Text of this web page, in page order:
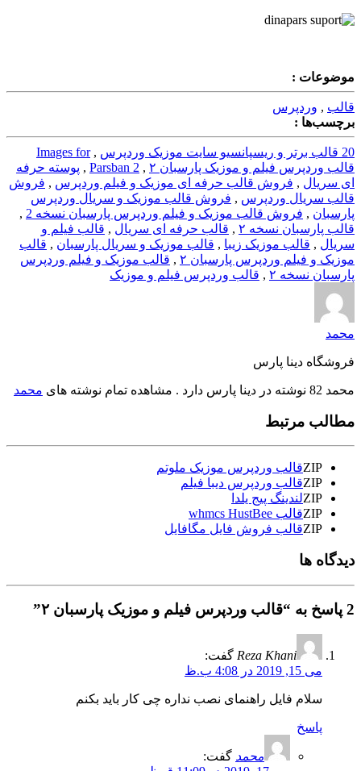
موضوعات :
قالب , وردپرس
برچسب‌ها :
20 قالب برتر و ریسپانسیو سایت موزیک وردپرس ,
Images for
قالب وردپرس فیلم و موزیک پارسبان ۲
,
Parsban 2
, پوسته حرفه
ای سریال , فروش قالب حرفه ای موزیک و فیلم وردپرس , فروش
قالب سریال وردپرس , فروش قالب موزیک و سریال وردپرس
پارسبان , فروش قالب موزیک و فیلم وردپرس پارسبان نسخه 2
,
قالب پارسبان نسخه ۲
, قالب حرفه ای سریال , قالب فیلم و
سریال , قالب موزیک زیبا , قالب موزیک و سریال پارسبان , قالب
موزیک و فیلم وردپرس پارسبان ۲
, قالب موزیک و فیلم وردپرس
پارسبان نسخه ۲
, قالب وردپرس فیلم و موزیک
محمد
فروشگاه دینا پارس
محمد 82 نوشته در دینا پارس دارد . مشاهده تمام نوشته های محمد
مطالب مرتبط
ZIPقالب وردپرس موزیک ملوتم
ZIPقالب وردپرس دیبا فیلم
ZIPلندینگ پیج یلدا
ZIPقالب whmcs HustBee
ZIPقالب فروش فایل مگافایل
دیدگاه ها
2 پاسخ به “قالب وردپرس فیلم و موزیک پارسبان ۲”
Reza Khani گفت:
می 15, 2019 در 4:08 ب.ظ
سلام فایل راهنمای نصب نداره چی کار باید بکنم
پاسخ
محمد گفت: